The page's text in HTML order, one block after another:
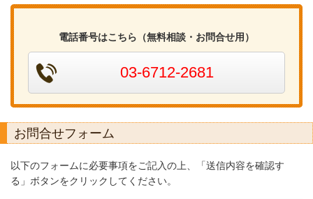
電話番号はこちら（無料相談・お問合せ用）
03-6712-2681
お問合せフォーム
以下のフォームに必要事項をご記入の上、「送信内容を確認す
る」ボタンをクリックしてください。